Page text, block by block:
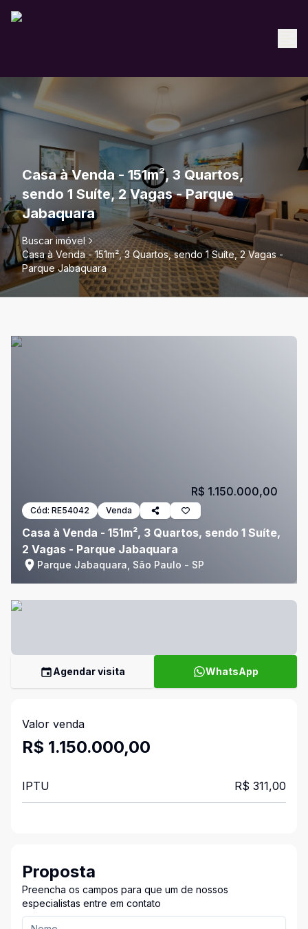
Casa à Venda - 151m², 3 Quartos,
sendo 1 Suíte, 2 Vagas - Parque
Jabaquara
Buscar imóvel
Casa à Venda - 151m², 3 Quartos, sendo 1 Suíte, 2 Vagas -
Parque Jabaquara
Cód: RE54042 Venda
Casa à Venda - 151m², 3 Quartos, sendo 1 Suíte,
2 Vagas - Parque Jabaquara
Parque Jabaquara, São Paulo - SP
R$ 1.150.000,00
Agendar visita WhatsApp
Valor venda
R$ 1.150.000,00
IPTU R$ 311,00
Proposta
Preencha os campos para que um de nossos
especialistas entre em contato